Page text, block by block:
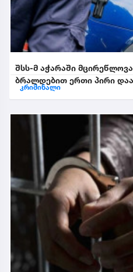
შსს-მ აჭარაში
ბრალდებით ერთი პირი
კრიმინალი